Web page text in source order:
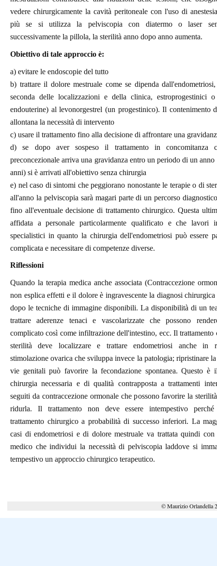
vedere chirurgicamente la cavità peritoneale con l'uso di
più se si utilizza la pelviscopia con diatermo o laser
successivamente la pillola, la sterilità anno dopo anno aumenta.
Obiettivo di tale approccio è:
a) evitare le endoscopie del tutto
b) trattare il dolore mestruale come se dipenda
seconda delle localizzazioni e della clinica, estroprogestinici
endouterine) al levonorgestrel (un progestinico). Il contenimento
allontana la necessità di intervento
c) usare il trattamento fino alla decisione di affrontare una
d) se dopo aver sospeso il trattamento in concomitanza
preconcezionale arriva una gravidanza entro un periodo di un
anni) si è arrivati all'obiettivo senza chirurgia
e) nel caso di sintomi che peggiorano nonostante le terapie o di
all'anno la pelviscopia sarà magari parte di un percorso
fino all'eventuale decisione di trattamento chirurgico. Questa
affidata a personale particolarmente qualificato e che lavori
specialistici in quanto la chirurgia dell'endometriosi può essere
complicata e necessitare di competenze diverse.
Riflessioni
Quando la terapia medica anche associata (Contraccezione
non esplica effetti e il dolore è ingravescente la diagnosi chirurgica
dopo le tecniche di immagine disponibili. La disponibilità di un
trattare aderenze tenaci e vascolarizzate che possono
complicato così come infiltrazione dell'intestino, ecc. Il trattamento
sterilità deve localizzare e trattare endometriosi anche in
stimolazione ovarica che sviluppa invece la patologia; ripristinare
vie genitali può favorire la fecondazione spontanea. Questo è
chirurgia necessaria e di qualità contrapposta a trattamenti
seguiti da contraccezione ormonale che possono favorire la
ridurla. Il trattamento non deve essere intempestivo
trattamento chirurgico a probabilità di successo inferiori. La
casi di endometriosi e di dolore mestruale va trattata quindi
medico che individui la necessità di pelviscopia laddove si
tempestivo un approccio chirurgico terapeutico.
© Maurizio Orlandella